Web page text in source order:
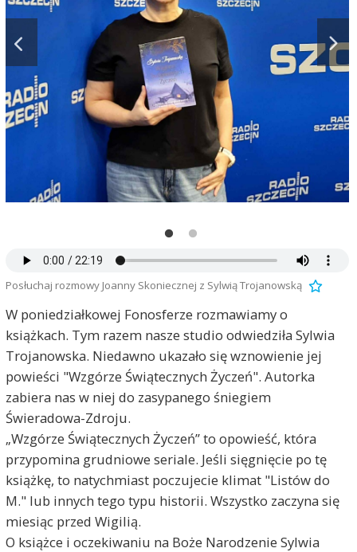
Posłuchaj rozmowy Joanny Skoniecznej z Sylwią Trojanowską
W poniedziałkowej Fonosferze rozmawiamy o
książkach. Tym razem nasze studio odwiedziła Sylwia
Trojanowska. Niedawno ukazało się wznowienie jej
powieści "Wzgórze Świątecznych Życzeń". Autorka
zabiera nas w niej do zasypanego śniegiem
Świeradowa-Zdroju.
„Wzgórze Świątecznych Życzeń” to opowieść, która
przypomina grudniowe seriale. Jeśli sięgnięcie po tę
książkę, to natychmiast poczujecie klimat "Listów do
M." lub innych tego typu historii. Wszystko zaczyna się
miesiąc przed Wigilią.
O książce i oczekiwaniu na Boże Narodzenie Sylwia